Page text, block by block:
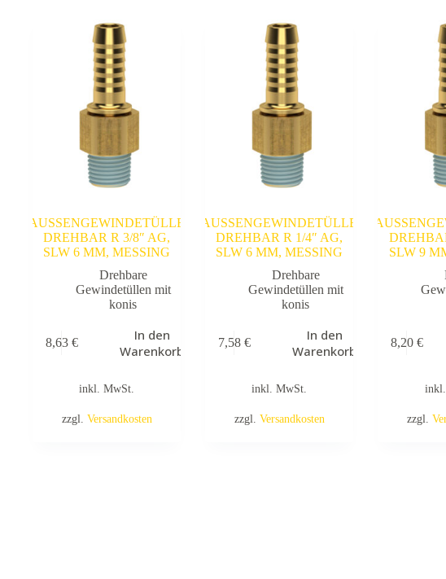
AUSSENGEWINDETÜLLE
DREHBAR R 3/8″ AG,
SLW 6 MM, MESSING
Drehbare
Gewindetüllen mit
konis
8,63 €
In den
Warenkorb
inkl. MwSt.
zzgl. Versandkosten
AUSSENGEWINDETÜLLE
DREHBAR R 1/4″ AG,
SLW 6 MM, MESSING
Drehbare
Gewindetüllen mit
konis
7,58 €
In den
Warenkorb
inkl. MwSt.
zzgl. Versandkosten
SLW 9
8,20 €
zzgl.